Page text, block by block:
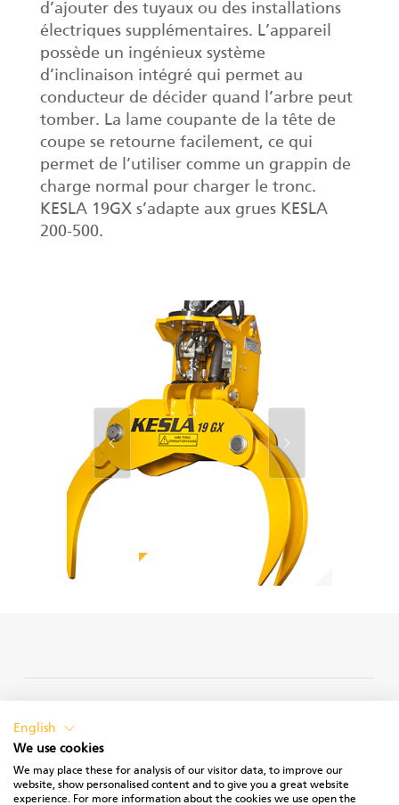
d’ajouter des tuyaux ou des installations
électriques supplémentaires. L’appareil
possède un ingénieux système
d’inclinaison intégré qui permet au
conducteur de décider quand l’arbre peut
tomber. La lame coupante de la tête de
coupe se retourne facilement, ce qui
permet de l’utiliser comme un grappin de
charge normal pour charger le tronc.
KESLA 19GX s’adapte aux grues KESLA
200-500.
English
We use cookies
We may place these for analysis of our visitor data, to improve our
website, show personalised content and to give you a great website
experience. For more information about the cookies we use open the